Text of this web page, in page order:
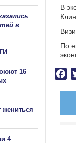
В
По
в
16
жениться
4